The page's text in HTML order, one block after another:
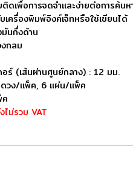
ติดเพื่อการจดจำและง่ายต่อการค้นห
เครื่องพิมพ์อิงค์เจ็ทหรือใช้เขียนได้
นกึ่งด้าน
กลม
ร์ (เส้นผ่านศูนย์กลาง) : 12 มม.
วง/แพ็ค, 6 แผ่น/แพ็ค
ค
ไม่รวม VAT